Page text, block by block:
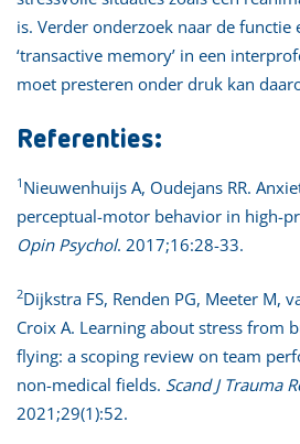
is. Verder onderzoek naar de
‘transactive memory’ in een
moet presteren onder druk kan
Referenties:
1 Nieuwenhuijs A, Oudejans RR.
perceptual-motor behavior in high-
Opin Psychol. 2017;16:28-33.
2Dijkstra FS, Renden PG, Meeter M,
Croix A. Learning about stress from
flying: a scoping review on team
non-medical fields. Scand J Trauma
2021;29(1):52.